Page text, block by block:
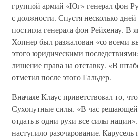
группой армий «Юг» генерал фон
с должности. Спустя несколько дней
постигла генерала фон Рейхенау. В
Хопнер был разжалован «со всеми
этого юридическими
лишение права на отставку. «В
отметил после этого Гальдер.
Вначале Клаус приветствовал то,
Сухопутные силы. «В час
отдать в одни руки все силы
наступило разочарование.